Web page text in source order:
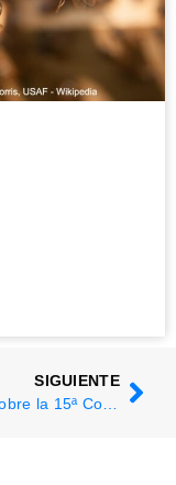
SIGUIENTE